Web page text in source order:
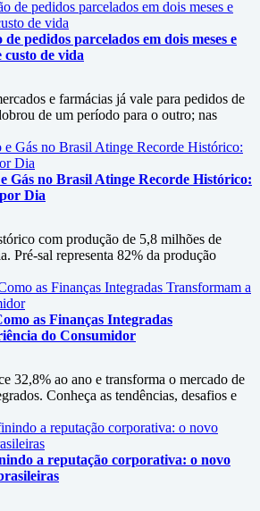
pedidos parcelados em dois meses e
custo de vida
e farmácias já vale para pedidos de
de um período para o outro; nas
Gás no Brasil Atinge Recorde Histórico:
Dia
com produção de 5,8 milhões de
Pré-sal representa 82% da produção
as Finanças Integradas
do Consumidor
32,8% ao ano e transforma o mercado de
Conheça as tendências, desafios e
a reputação corporativa: o novo